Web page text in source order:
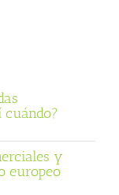
cuándo?
y
europeo